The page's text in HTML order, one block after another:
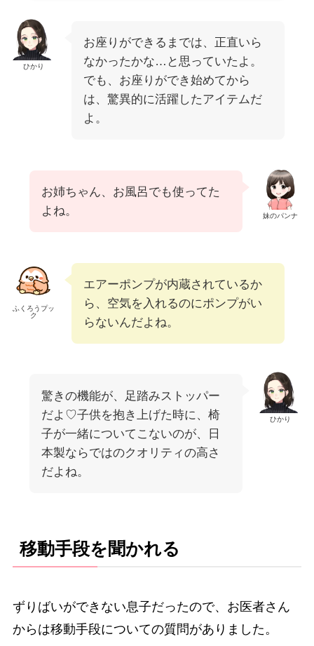
ひかり
お座りができるまでは、正直いら
なかったかな…と思っていたよ。
でも、お座りができ始めてから
は、驚異的に活躍したアイテムだ
よ。
妹のパンナ
お姉ちゃん、お風呂でも使ってた
よね。
ふくろうプッ
ク
エアーポンプが内蔵されているか
ら、空気を入れるのにポンプがい
らないんだよね。
ひかり
驚きの機能が、足踏みストッパー
だよ♡子供を抱き上げた時に、椅
子が一緒についてこないのが、日
本製ならではのクオリティの高さ
だよね。
移動手段を聞かれる
ずりばいができない息子だったので、お医者さん
からは移動手段についての質問がありました。